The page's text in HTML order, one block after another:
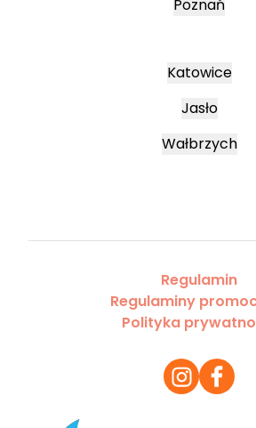
Poznań
Katowice
Jasło
Wałbrzych
Regulamin
Regulaminy
Polityka